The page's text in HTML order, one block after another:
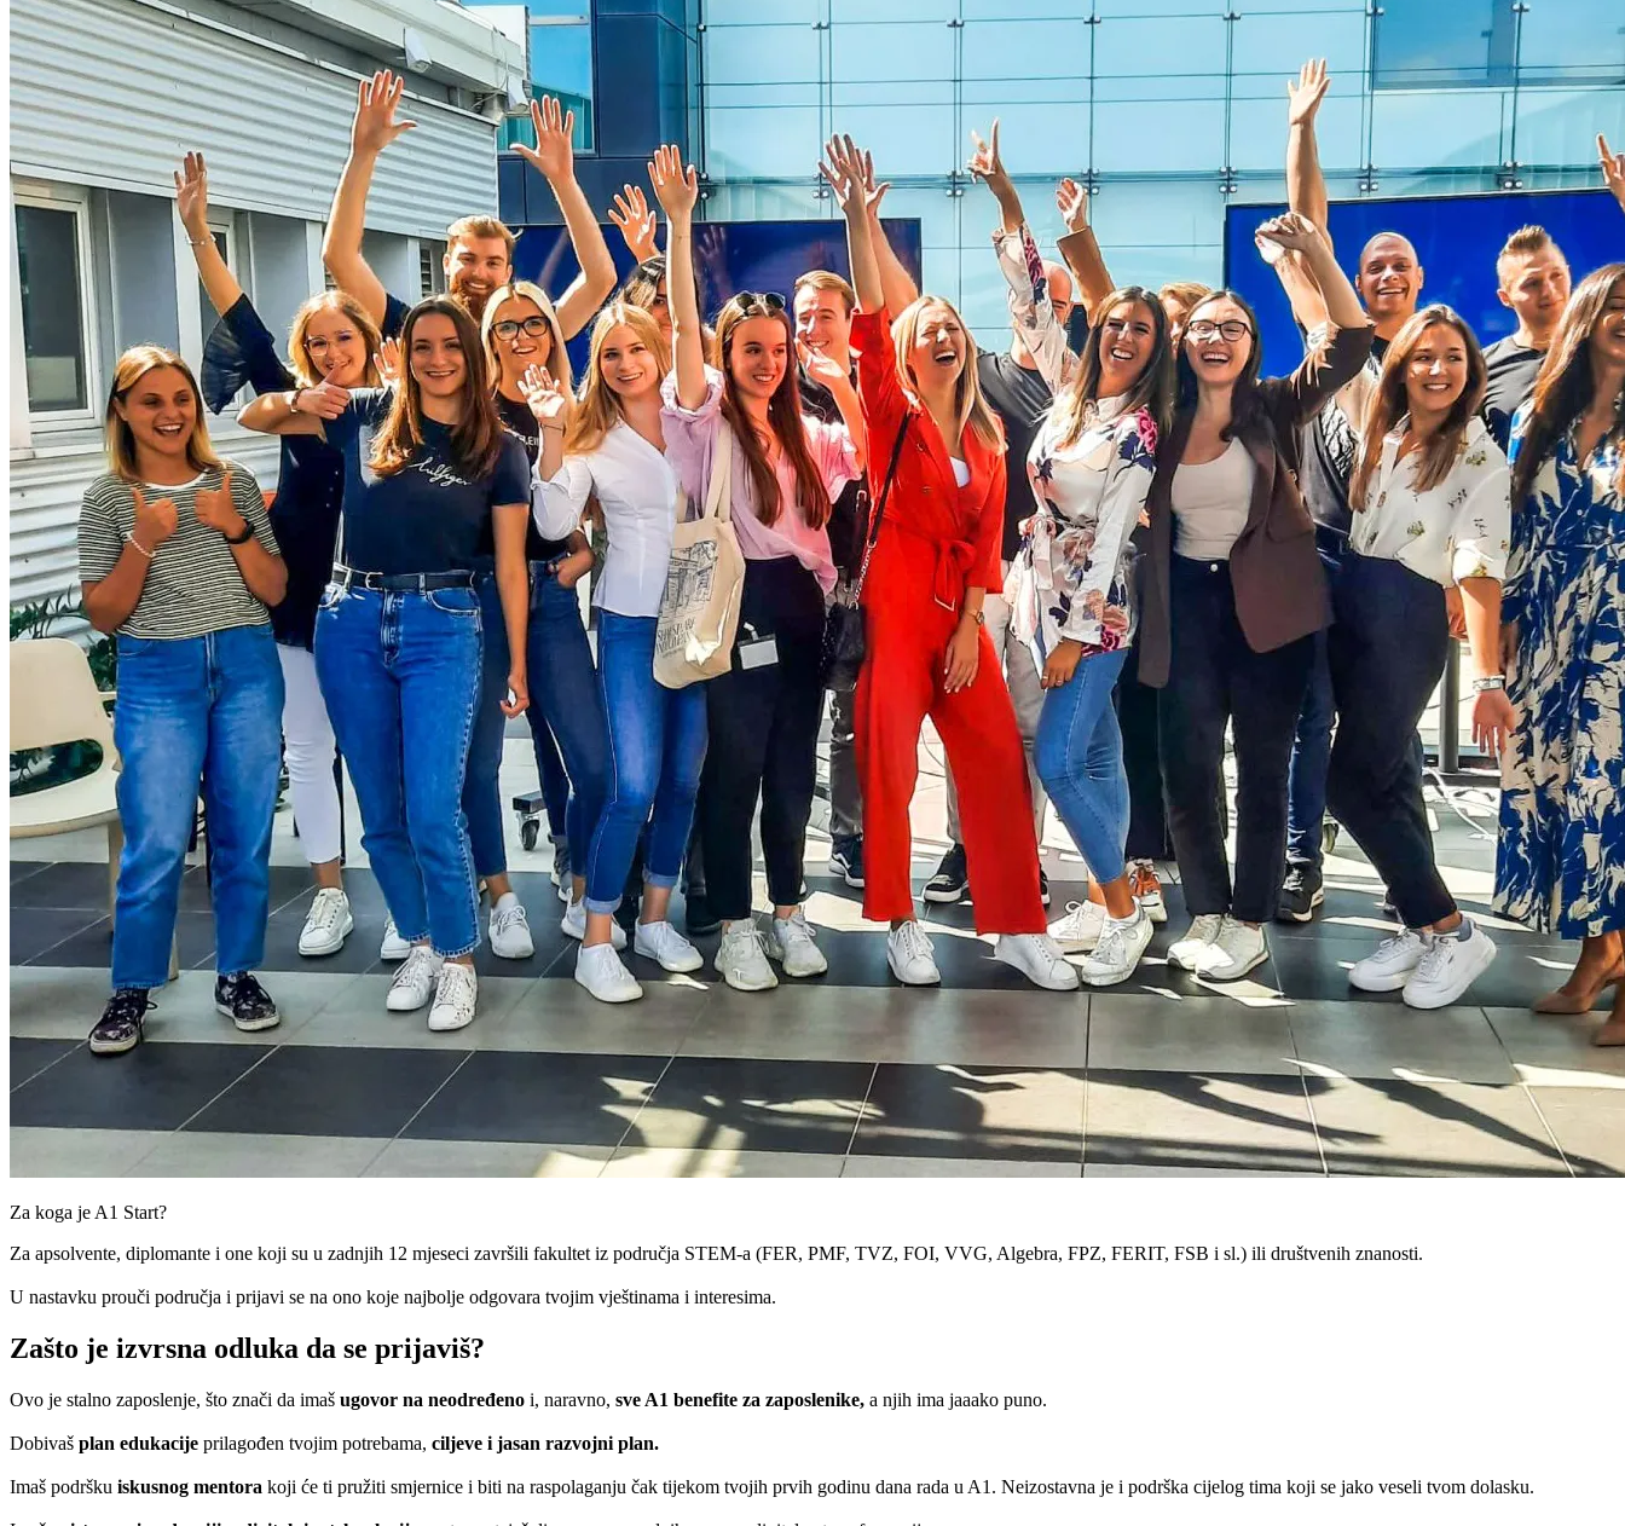
Za koga je A1 Start?
Za apsolvente, diplomante i one koji su u zadnjih 12 mjeseci završili fakultet iz područja STEM-a (FER, PMF, TVZ, FOI, VVG, Algebra, FPZ, FERIT, FSB i sl.) ili društvenih znanosti.
U nastavku prouči područja i prijavi se na ono koje najbolje odgovara tvojim vještinama i interesima.
Zašto je izvrsna odluka da se prijaviš?
Ovo je stalno zaposlenje, što znači da imaš ugovor na neodređeno i, naravno, sve A1 benefite za zaposlenike, a njih ima jaaako puno.
Dobivaš plan edukacije prilagođen tvojim potrebama, ciljeve i jasan razvojni plan.
Imaš podršku iskusnog mentora koji će ti pružiti smjernice i biti na raspolaganju čak tijekom tvojih prvih godinu dana rada u A1. Neizostavna je i podrška cijelog tima koji se jako veseli tvom dolasku.